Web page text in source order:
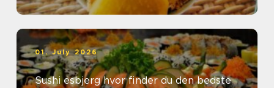
01. July 2026
Sushi esbjerg hvor finder du den bedste